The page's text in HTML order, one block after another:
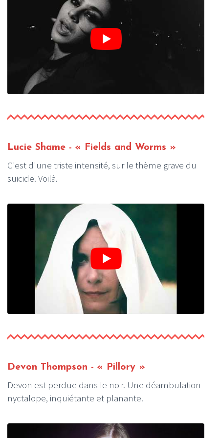
Lucie Shame - « Fields and Worms »
C'est d'une triste intensité, sur le thème grave du
suicide. Voilà.
Devon Thompson - « Pillory »
Devon est perdue dans le noir. Une déambulation
nyctalope, inquiétante et planante.